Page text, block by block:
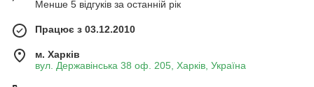
Менше 5 відгуків за останній рік
Працює з 03.12.2010
м. Харків
вул. Державінська 38 оф. 205, Харків, Україна